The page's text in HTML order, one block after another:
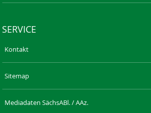
SERVICE
Kontakt
Sitemap
Mediadaten SächsABl. / AAz.